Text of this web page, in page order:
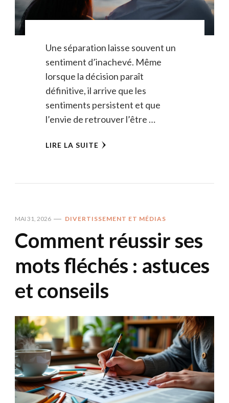
Une séparation laisse souvent un
sentiment d’inachevé. Même
lorsque la décision paraît
définitive, il arrive que les
sentiments persistent et que
l’envie de retrouver l’être …
LIRE LA SUITE
MAI 31, 2026 DIVERTISSEMENT ET MÉDIAS
Comment réussir ses
mots fléchés : astuces
et conseils